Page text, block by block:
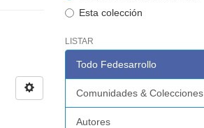
Esta colección
LISTAR
Todo Fedesarrollo
Comunidades & Colecciones
Autores